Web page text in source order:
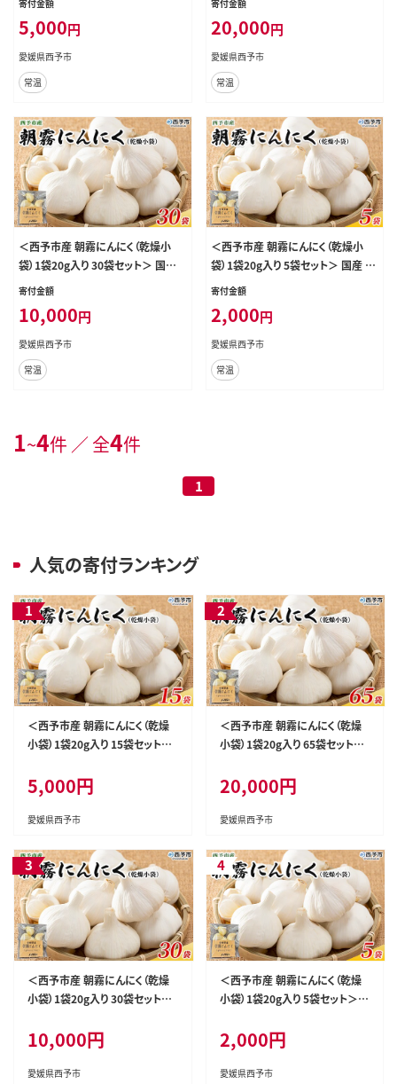
薬味 特産品 ノムランド 愛媛県 西予
市【常温】『1ヶ月以内に順次発送』
寄付金額
5,000円
愛媛県西予市
常温
薬味 特産品 ノムランド 愛媛県 西予
市【常温】『1ヶ月以内に順次発送』
寄付金額
20,000円
愛媛県西予市
常温
＜西予市産 朝霧にんにく（乾燥小
袋）1袋20g入り 30袋セット＞ 国産
ニンニク 小分け 30袋 セット 愛媛県
薬味 特産品 ノムランド 愛媛県 西予
市【常温】『1ヶ月以内に順次発送』
寄付金額
10,000円
愛媛県西予市
常温
＜西予市産 朝霧にんにく（乾燥小
袋）1袋20g入り 5袋セット＞ 国産 ニ
ンニク 小分け 5袋 セット 愛媛県産
味 特産品 ノムランド 愛媛県 西予市
【常温】『1ヶ月以内に順次発送』
寄付金額
2,000円
愛媛県西予市
常温
1~4件 ／ 全4件
1
人気の寄付ランキング
＜西予市産 朝霧にんにく（乾燥
小袋）1袋20g入り 15袋セット＞
ト 愛媛県産 野菜 やさい ドライ
大粒 ストック 薬味 特産品 ノム
ランド 愛媛県 西予市【常温】『1
5,000円
愛媛県西予市
＜西予市産 朝霧にんにく（乾燥
小袋）1袋20g入り 65袋セット＞
ト 愛媛県産 野菜 やさい ドライ
大粒 ストック 薬味 特産品 ノム
ランド 愛媛県 西予市【常温】『1
20,000円
愛媛県西予市
＜西予市産 朝霧にんにく（乾燥
小袋）1袋20g入り 30袋セット＞
ト 愛媛県産 野菜 やさい ドライ
大粒 ストック 薬味 特産品 ノム
ランド 愛媛県 西予市【常温】『1
10,000円
愛媛県西予市
＜西予市産 朝霧にんにく（乾燥
小袋）1袋20g入り 5袋セット＞
愛媛県産 野菜 やさい ドライ 大
粒 ストック 薬味 特産品 ノムラン
ド 愛媛県 西予市【常温】『1ヶ月
2,000円
愛媛県西予市